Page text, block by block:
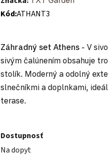
Kód:ATHANT3
Záhradný set Athens - V
sivým čalúnením obsahuje
stolík. Moderný a odolný
slnečníkmi a doplnkami,
terase.
Dostupnosť
Na dopyt